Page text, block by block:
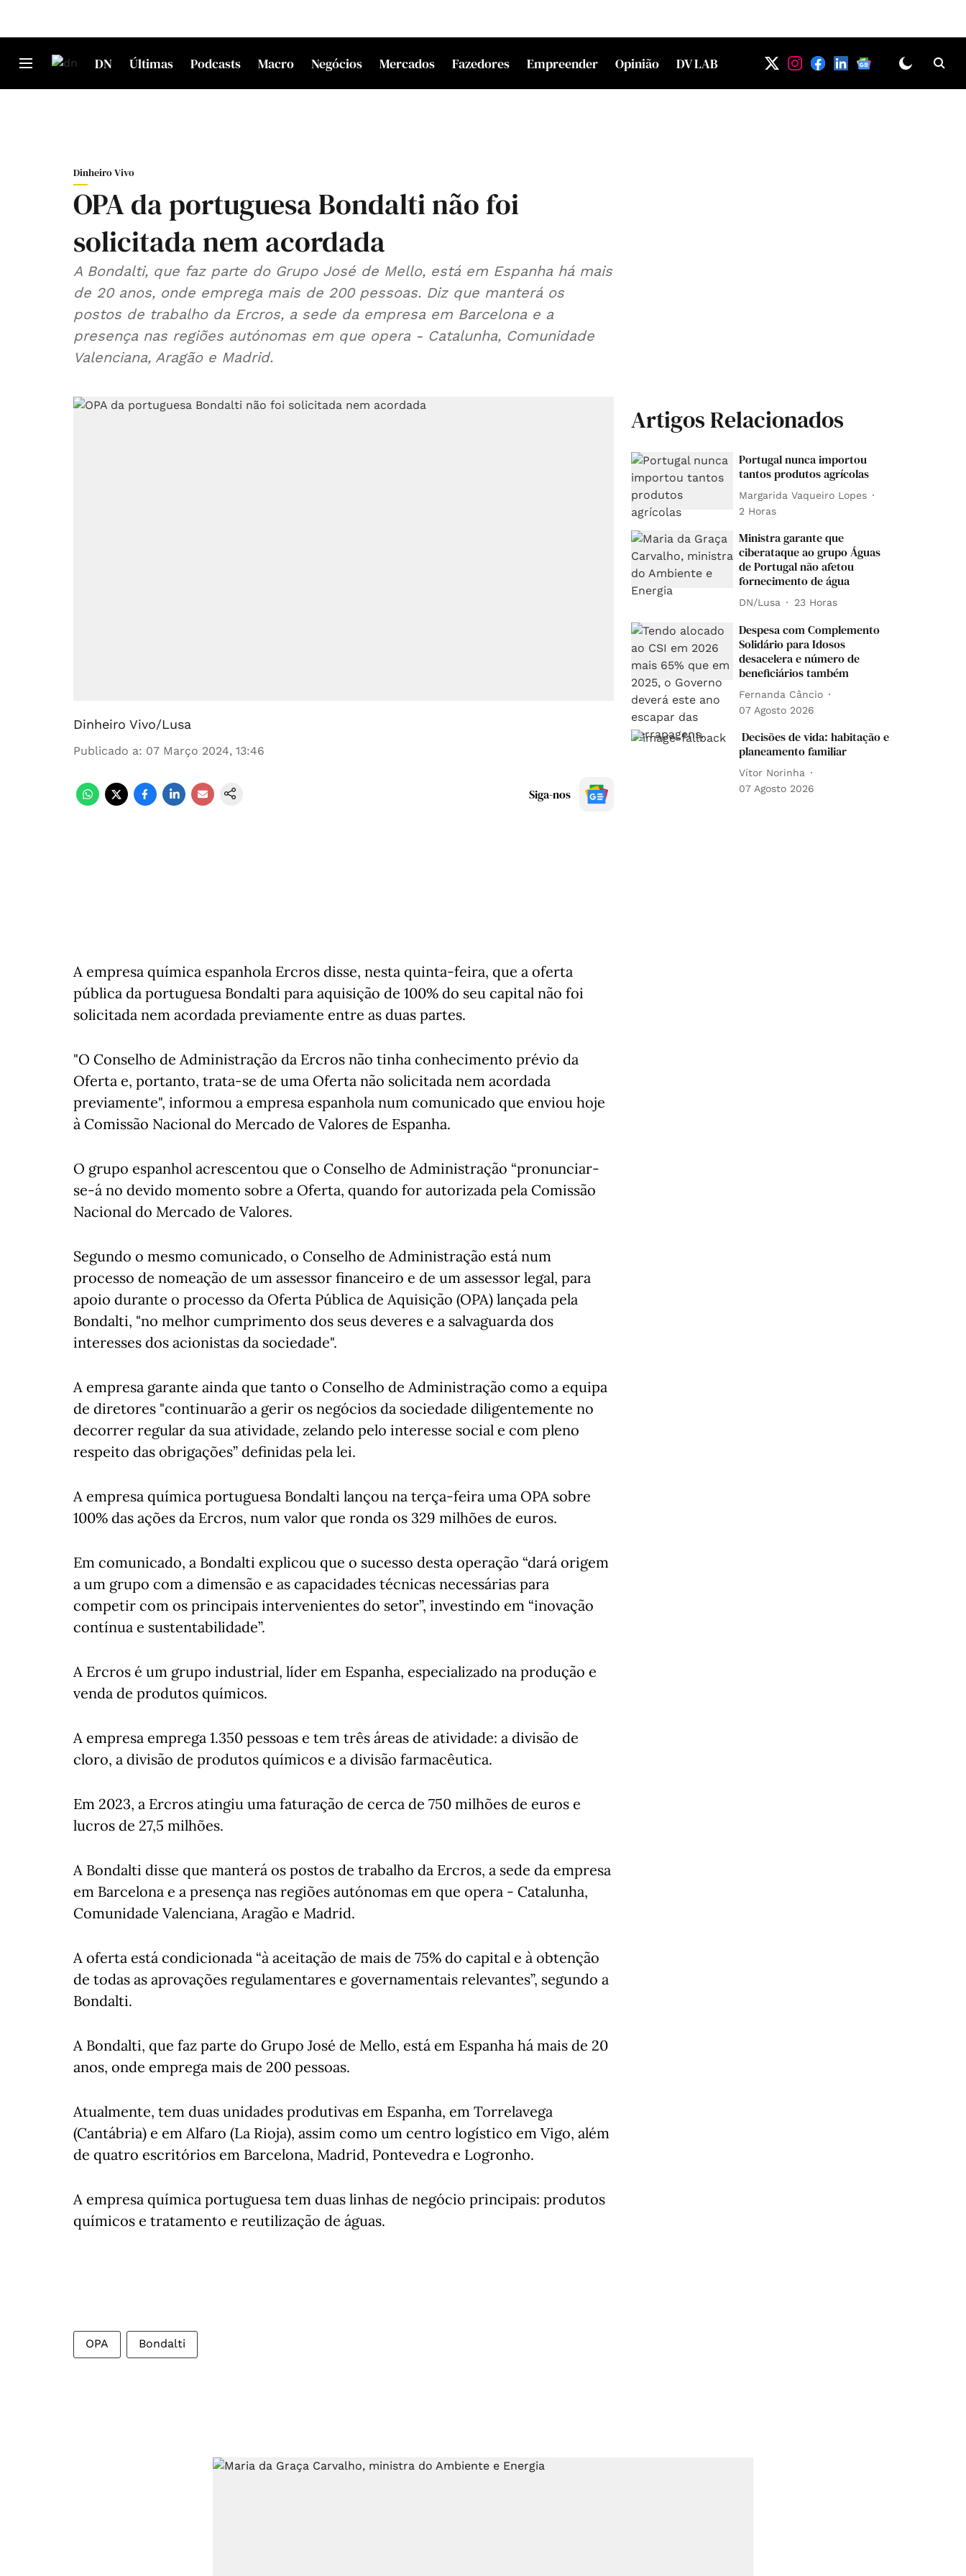
DN Últimas Podcasts Macro Negócios Mercados Fazedores Empreender Opinião DV LAB
Dinheiro Vivo
OPA da portuguesa Bondalti não foi
solicitada nem acordada
A Bondalti, que faz parte do Grupo José de Mello, está em Espanha há mais
de 20 anos, onde emprega mais de 200 pessoas. Diz que manterá os
postos de trabalho da Ercros, a sede da empresa em Barcelona e a
presença nas regiões autónomas em que opera - Catalunha, Comunidade
Valenciana, Aragão e Madrid.
Dinheiro Vivo/Lusa
Publicado a: 07 Março 2024, 13:46
Siga-nos
A empresa química espanhola Ercros disse, nesta quinta-feira, que a oferta
pública da portuguesa Bondalti para aquisição de 100% do seu capital não foi
solicitada nem acordada previamente entre as duas partes.
"O Conselho de Administração da Ercros não tinha conhecimento prévio da
Oferta e, portanto, trata-se de uma Oferta não solicitada nem acordada
previamente", informou a empresa espanhola num comunicado que enviou hoje
à Comissão Nacional do Mercado de Valores de Espanha.
O grupo espanhol acrescentou que o Conselho de Administração “pronunciar-
se-á no devido momento sobre a Oferta, quando for autorizada pela Comissão
Nacional do Mercado de Valores.
Segundo o mesmo comunicado, o Conselho de Administração está num
processo de nomeação de um assessor financeiro e de um assessor legal, para
apoio durante o processo da Oferta Pública de Aquisição (OPA) lançada pela
Bondalti, "no melhor cumprimento dos seus deveres e a salvaguarda dos
interesses dos acionistas da sociedade".
A empresa garante ainda que tanto o Conselho de Administração como a equipa
de diretores "continuarão a gerir os negócios da sociedade diligentemente no
decorrer regular da sua atividade, zelando pelo interesse social e com pleno
respeito das obrigações” definidas pela lei.
A empresa química portuguesa Bondalti lançou na terça-feira uma OPA sobre
100% das ações da Ercros, num valor que ronda os 329 milhões de euros.
Em comunicado, a Bondalti explicou que o sucesso desta operação “dará origem
a um grupo com a dimensão e as capacidades técnicas necessárias para
competir com os principais intervenientes do setor”, investindo em “inovação
contínua e sustentabilidade”.
A Ercros é um grupo industrial, líder em Espanha, especializado na produção e
venda de produtos químicos.
A empresa emprega 1.350 pessoas e tem três áreas de atividade: a divisão de
cloro, a divisão de produtos químicos e a divisão farmacêutica.
Em 2023, a Ercros atingiu uma faturação de cerca de 750 milhões de euros e
lucros de 27,5 milhões.
A Bondalti disse que manterá os postos de trabalho da Ercros, a sede da empresa
em Barcelona e a presença nas regiões autónomas em que opera - Catalunha,
Comunidade Valenciana, Aragão e Madrid.
A oferta está condicionada “à aceitação de mais de 75% do capital e à obtenção
de todas as aprovações regulamentares e governamentais relevantes”, segundo a
Bondalti.
A Bondalti, que faz parte do Grupo José de Mello, está em Espanha há mais de 20
anos, onde emprega mais de 200 pessoas.
Atualmente, tem duas unidades produtivas em Espanha, em Torrelavega
(Cantábria) e em Alfaro (La Rioja), assim como um centro logístico em Vigo, além
de quatro escritórios em Barcelona, Madrid, Pontevedra e Logronho.
A empresa química portuguesa tem duas linhas de negócio principais: produtos
químicos e tratamento e reutilização de águas.
OPA Bondalti
Artigos Relacionados
Portugal nunca importou
tantos produtos agrícolas
Margarida Vaqueiro Lopes
2 Horas
Ministra garante que
ciberataque ao grupo Águas
de Portugal não afetou
fornecimento de água
DN/Lusa 23 Horas
Despesa com Complemento
Solidário para Idosos
desacelera e número de
beneficiários também
Fernanda Câncio
07 Agosto 2026
Decisões de vida: habitação e
planeamento familiar
Vítor Norinha
07 Agosto 2026